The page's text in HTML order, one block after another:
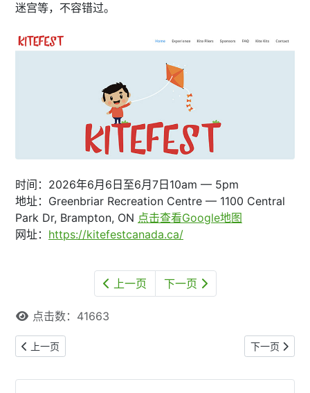
迷宫等，不容错过。
时间：2026年6月6日至6月7日10am — 5pm
地址：Greenbriar Recreation Centre — 1100 Central
Park Dr, Brampton, ON 点击查看Google地图
网址： https://kitefestcanada.ca/
上一页 下一页
点击数：41663
上一篇文章: 多伦多2025年Labour Day公共场所及服务机构营业时
上一页 下一篇文章:
下一页